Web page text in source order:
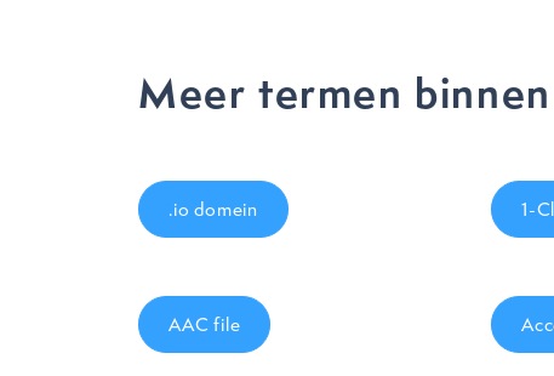
Meer termen
.io domein 1-
AAC file